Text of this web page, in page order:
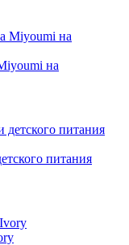
на
питания